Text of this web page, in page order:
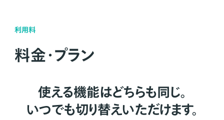
利用料
料金・プラン
使える機能はどちらも同じ。
いつでも切り替えいただけます。